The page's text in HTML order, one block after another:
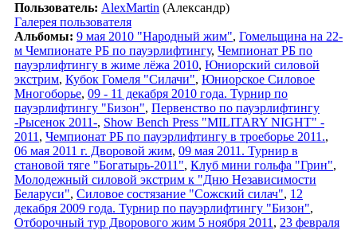
Пользователь: AlexMartin (Александр)
Галерея пользователя
Альбомы: 9 мая 2010 "Народный жим", Гомельщина на 22-
м Чемпионате РБ по пауэрлифтингу, Чемпионат РБ по
пауэрлифтингу в жиме лёжа 2010, Юниорский силовой
экстрим, Кубок Гомеля "Силачи", Юниорское Силовое
Многоборье, 09 - 11 декабря 2010 года. Турнир по
пауэрлифтингу "Бизон", Первенство по пауэрлифтингу
-Рысенок 2011-, Show Bench Press "MILITARY NIGHT" -
2011 , Чемпионат РБ по пауэрлифтингу в троеборье 2011.,
06 мая 2011 г. Дворовой жим, 09 мая 2011. Турнир в
становой тяге "Богатырь-2011", Клуб мини гольфа "Грин",
Молодежный силовой экстрим к "Дню Независимости
Беларуси", Силовое состязание "Сожский силач", 12
декабря 2009 года. Турнир по пауэрлифтингу "Бизон",
Отборочный тур Дворового жим 5 ноября 2011 , 23 февраля